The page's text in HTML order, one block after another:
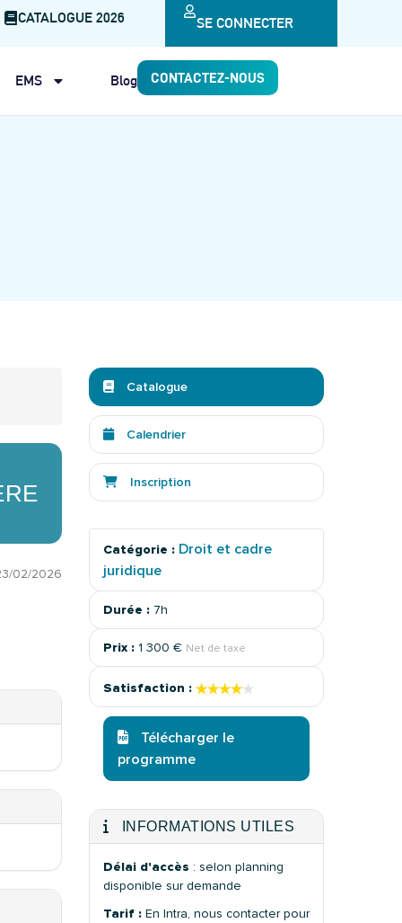
CATALOGUE 2026 SE CONNECTER
EMS Blog CONTACTEZ-NOUS
02/2026
Catalogue
Calendrier
Inscription
Catégorie : Droit et cadre
juridique
Durée :7h
Prix : 1 300 € Net de taxe
Satisfaction : ★★★★★
★★★★★
Télécharger le
programme
INFORMATIONS UTILES
Délai d'accès : selon planning
disponible sur demande
Tarif : En Intra, nous contacter pour